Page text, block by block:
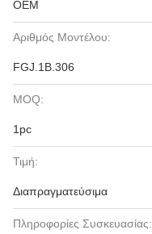
OEM
Αριθμός Μοντέλου:
FGJ.1B.306
MOQ:
1pc
Τιμή:
Διαπραγματεύσιμα
Πληροφορίες Συσκευασίας: